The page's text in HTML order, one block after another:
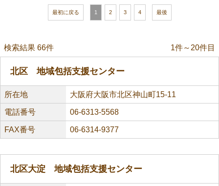
最初に戻る 1 2 3 4 最後
検索結果 66件 1件～20件目
北区 地域包括支援センター
所在地 大阪府大阪市北区神山町15-11
電話番号 06-6313-5568
FAX番号 06-6314-9377
北区大淀 地域包括支援センター